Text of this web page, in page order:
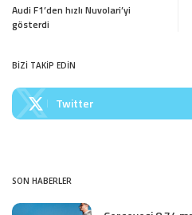
Audi F1’den hızlı Nuvolari’yi
gösterdi
BİZİ TAKİP EDİN
Twitter
SON HABERLER